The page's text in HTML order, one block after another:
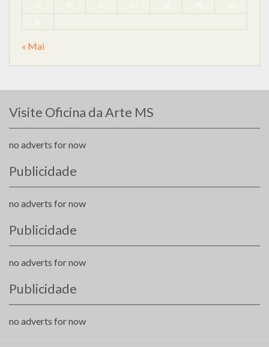
24 25 26 27 28 29 30
31
« Mai
Visite Oficina da Arte MS
no adverts for now
Publicidade
no adverts for now
Publicidade
no adverts for now
Publicidade
no adverts for now